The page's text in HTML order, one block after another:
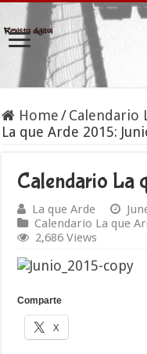
Home /Calendario
La que Arde 2015:
Calendario La
La que Arde
Calendario La que
2,686 Views
Comparte
X